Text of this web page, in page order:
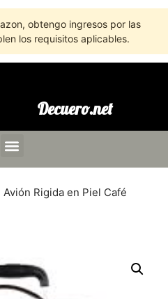
obtengo ingresos por las
los requisitos aplicables.
Decuero.net
Avión Rigida en Piel Café